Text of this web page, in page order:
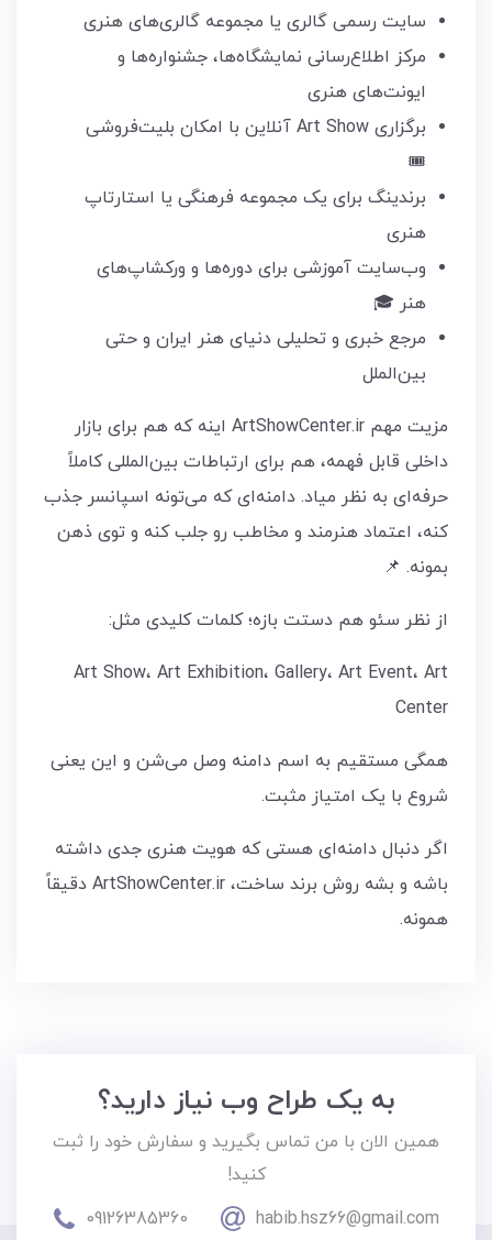
سایت رسمی گالری یا مجموعه گالری‌های هنری
مرکز اطلاع‌رسانی نمایشگاه‌ها، جشنواره‌ها و
ایونت‌های هنری
برگزاری Art Show آنلاین با امکان بلیت‌فروشی
🎟️
برندینگ برای یک مجموعه فرهنگی یا استارتاپ
هنری
وب‌سایت آموزشی برای دوره‌ها و ورکشاپ‌های
هنر 🎓
مرجع خبری و تحلیلی دنیای هنر ایران و حتی
بین‌الملل
مزیت مهم ArtShowCenter.ir اینه که هم برای بازار
داخلی قابل فهمه، هم برای ارتباطات بین‌المللی کاملاً
حرفه‌ای به نظر میاد. دامنه‌ای که می‌تونه اسپانسر جذب
کنه، اعتماد هنرمند و مخاطب رو جلب کنه و توی ذهن
بمونه. 📌
از نظر سئو هم دستت بازه؛ کلمات کلیدی مثل:
Art Show، Art Exhibition، Gallery، Art Event، Art
Center
همگی مستقیم به اسم دامنه وصل می‌شن و این یعنی
شروع با یک امتیاز مثبت.
اگر دنبال دامنه‌ای هستی که هویت هنری جدی داشته
باشه و بشه روش برند ساخت، ArtShowCenter.ir دقیقاً
همونه.
به یک طراح وب نیاز دارید؟
همین الان با من تماس بگیرید و سفارش خود را ثبت
کنید!
habib.hsz66@gmail.com
09126385360